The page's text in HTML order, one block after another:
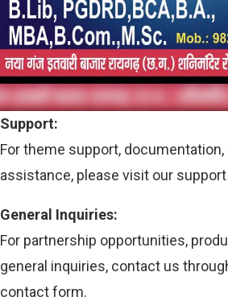
Support:
For theme support, documentation,
assistance, please visit our support
General Inquiries:
For partnership opportunities,
general inquiries, contact us
contact form.